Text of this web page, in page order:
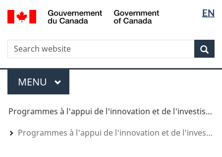
Aller
au
Skip
to
Passer
à
HTML
simplifiée
la
langue
la
langue
EN
WxT
Search
form
Menu
MENU PRINCIPAL
are
here
Programmes à l'appui de l'innovation et de l'investissement
Programmes à l'appui de l'innovation et de l'investissement